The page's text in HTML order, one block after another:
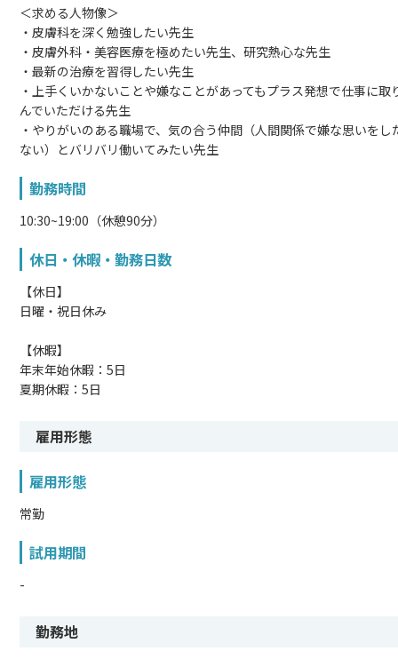
＜求める人物像＞
・皮膚科を深く勉強したい先生
・皮膚外科・美容医療を極めたい先生、研究熱心な先生
・最新の治療を習得したい先生
・上手くいかないことや嫌なことがあってもプラス発想で仕事に取
んでいただける先生
・やりがいのある職場で、気の合う仲間（人間関係で嫌な思いをし
ない）とバリバリ働いてみたい先生
勤務時間
10:30~19:00（休憩90分）
休日・休暇・勤務日数
【休日】
日曜・祝日休み
【休暇】
年末年始休暇：5日
夏期休暇：5日
雇用形態
雇用形態
常勤
試用期間
-
勤務地